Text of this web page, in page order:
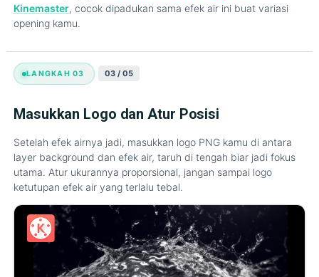
Kinemaster, cocok dipadukan sama efek air ini buat variasi
opening kamu.
LANGKAH 03 03 / 05
Masukkan Logo dan Atur Posisi
Setelah efek airnya jadi, masukkan logo PNG kamu di antara
layer background dan efek air, taruh di tengah biar jadi fokus
utama. Atur ukurannya proporsional, jangan sampai logo
ketutupan efek air yang terlalu tebal.